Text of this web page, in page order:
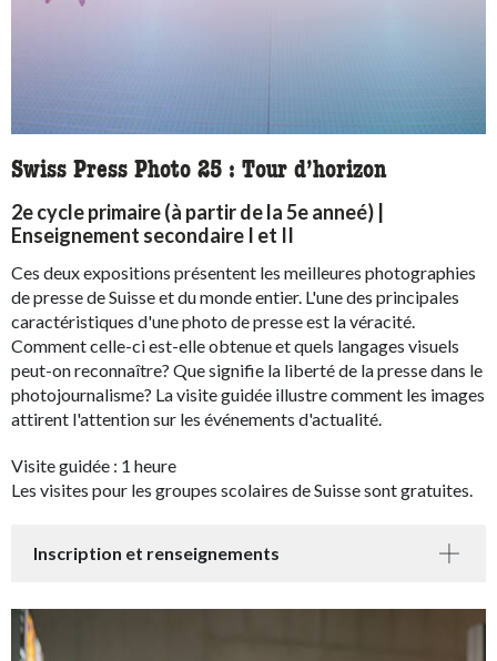
Swiss Press Photo 25 : Tour d’horizon
2e cycle primaire (à partir de la 5e anneé) |
Enseignement secondaire I et II
Ces deux expositions présentent les meilleures photographies
de presse de Suisse et du monde entier. L'une des principales
caractéristiques d'une photo de presse est la véracité.
Comment celle-ci est-elle obtenue et quels langages visuels
peut-on reconnaître? Que signifie la liberté de la presse dans le
photojournalisme? La visite guidée illustre comment les images
attirent l'attention sur les événements d'actualité.
Visite guidée : 1 heure
Les visites pour les groupes scolaires de Suisse sont gratuites.
Inscription et renseignements